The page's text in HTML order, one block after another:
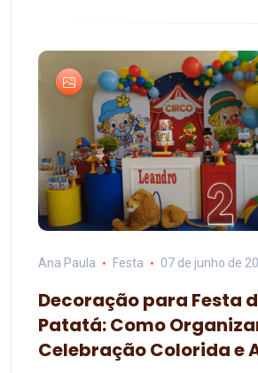
Ana Paula Festa 07 de junho de
Decoração para Festa
Patatá: Como
Celebração Colorida e